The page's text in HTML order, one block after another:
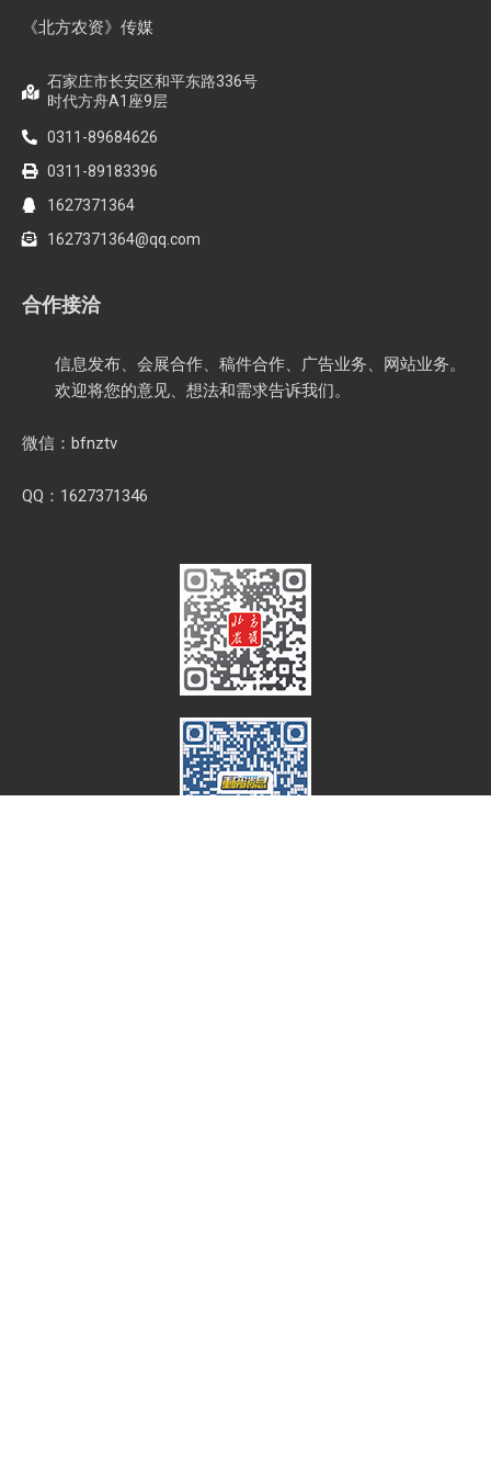
《北方农资》传媒
石家庄市长安区和平东路336号
时代方舟A1座9层
0311-89684626
0311-89183396
1627371364
1627371364@qq.com
合作接洽
信息发布、会展合作、稿件合作、广告业务、网站业务。
欢迎将您的意见、想法和需求告诉我们。
微信：bfnztv
QQ：1627371346